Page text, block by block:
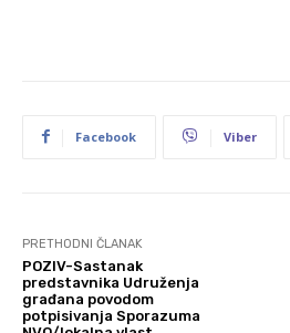
Facebook Viber
PRETHODNI ČLANAK
POZIV-Sastanak
predstavnika Udruženja
građana povodom
potpisivanja Sporazuma